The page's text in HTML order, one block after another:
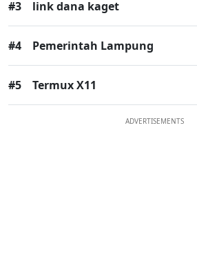
#3 link dana kaget
#4 Pemerintah Lampung
#5 Termux X11
ADVERTISEMENTS